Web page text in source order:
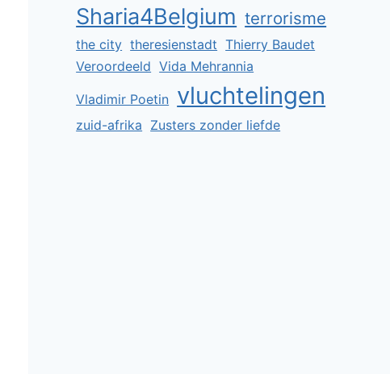
Sharia4Belgium terrorisme
the city theresienstadt Thierry Baudet
Veroordeeld Vida Mehrannia
Vladimir Poetin vluchtelingen
zuid-afrika Zusters zonder liefde